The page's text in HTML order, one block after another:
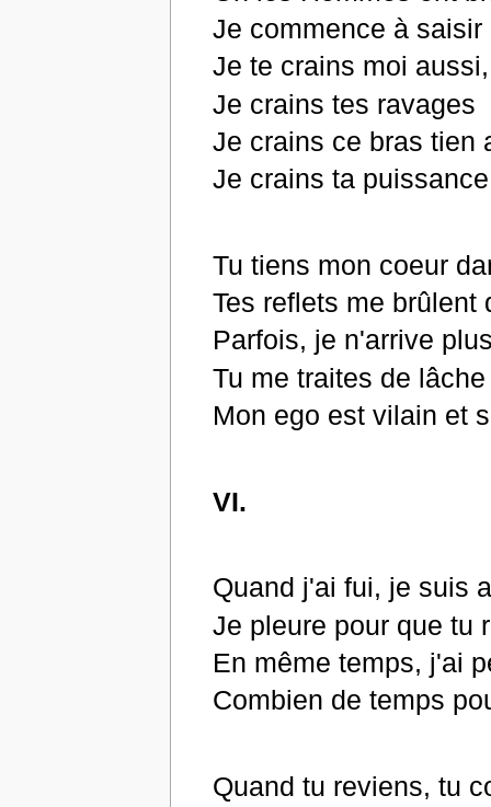
Je commence à
Je te crains moi
Je crains tes ravages
Je crains ce bras tien
Je crains ta
Tu tiens mon coeur
Tes reflets me brûlent
Parfois, je n'arrive
Tu me traites de
Mon ego est vilain et
VI.
Quand j'ai fui, je suis
Je pleure pour que tu
En même temps, j'ai
Combien de temps
Quand tu reviens, tu